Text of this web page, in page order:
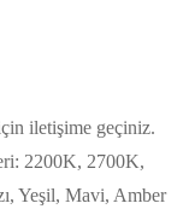
iletişime geçiniz.
2200K, 2700K,
Yeşil, Mavi, Amber